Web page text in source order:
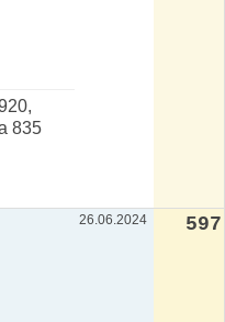
835
26.06.2024 597